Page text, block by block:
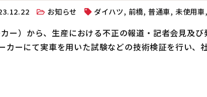
お知らせ ダイハツ, 前橋, 普通車, 未使用車,
ー）から、生産における不正の報道・記者会見及び
ーにて実車を用いた試験などの技術検証を行い、